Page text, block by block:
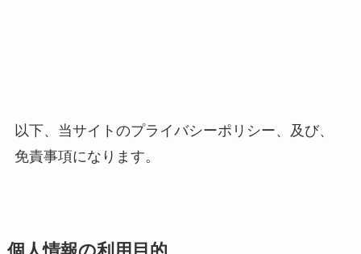
以下、当サイトのプライバシーポリシー、及び、
免責事項になります。